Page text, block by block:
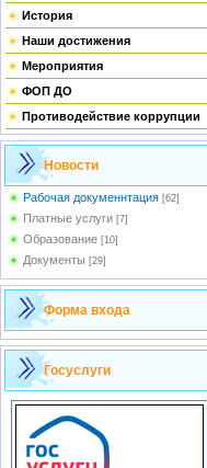
История
Наши достижения
Мероприятия
ФОП ДО
Противодействие коррупции
Новости
Рабочая докуменнтация [62]
Платные услуги [7]
Образование [10]
Документы [29]
Форма входа
Госуслуги